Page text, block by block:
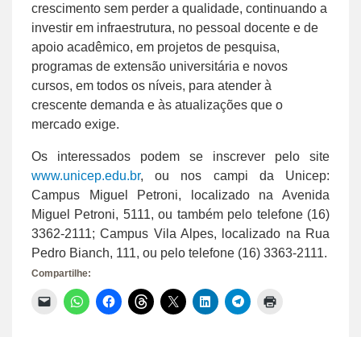
crescimento sem perder a qualidade, continuando a
investir em infraestrutura, no pessoal docente e de
apoio acadêmico, em projetos de pesquisa,
programas de extensão universitária e novos
cursos, em todos os níveis, para atender à
crescente demanda e às atualizações que o
mercado exige.
Os interessados podem se inscrever pelo site
www.unicep.edu.br, ou nos campi da Unicep:
Campus Miguel Petroni, localizado na Avenida
Miguel Petroni, 5111, ou também pelo telefone (16)
3362-2111; Campus Vila Alpes, localizado na Rua
Pedro Bianch, 111, ou pelo telefone (16) 3363-2111.
Compartilhe:
Clique
para
Clique
para
Clique
para
Clique
para
Clique
para
Clique
para
Clique
para